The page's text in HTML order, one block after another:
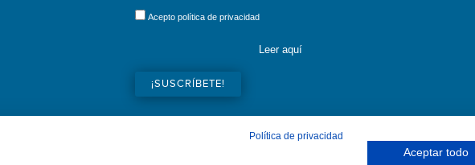
Acepto política de privacidad
Leer aquí
Política de privacidad
Aceptar todo